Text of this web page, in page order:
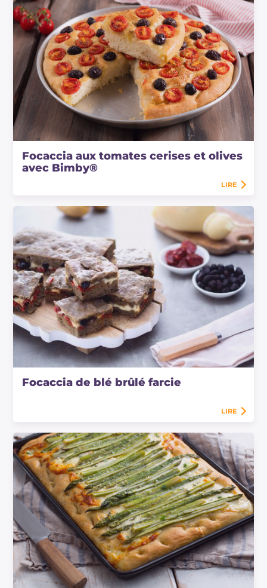
Focaccia aux tomates cerises et olives
avec Bimby®
LIRE
Focaccia de blé brûlé farcie
LIRE